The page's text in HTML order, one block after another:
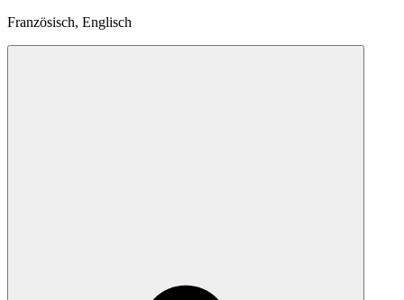
Französisch, Englisch